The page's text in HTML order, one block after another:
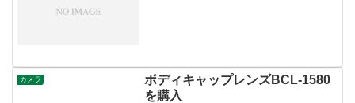
カメラ
ボディキャップレンズBCL-1580
を購入